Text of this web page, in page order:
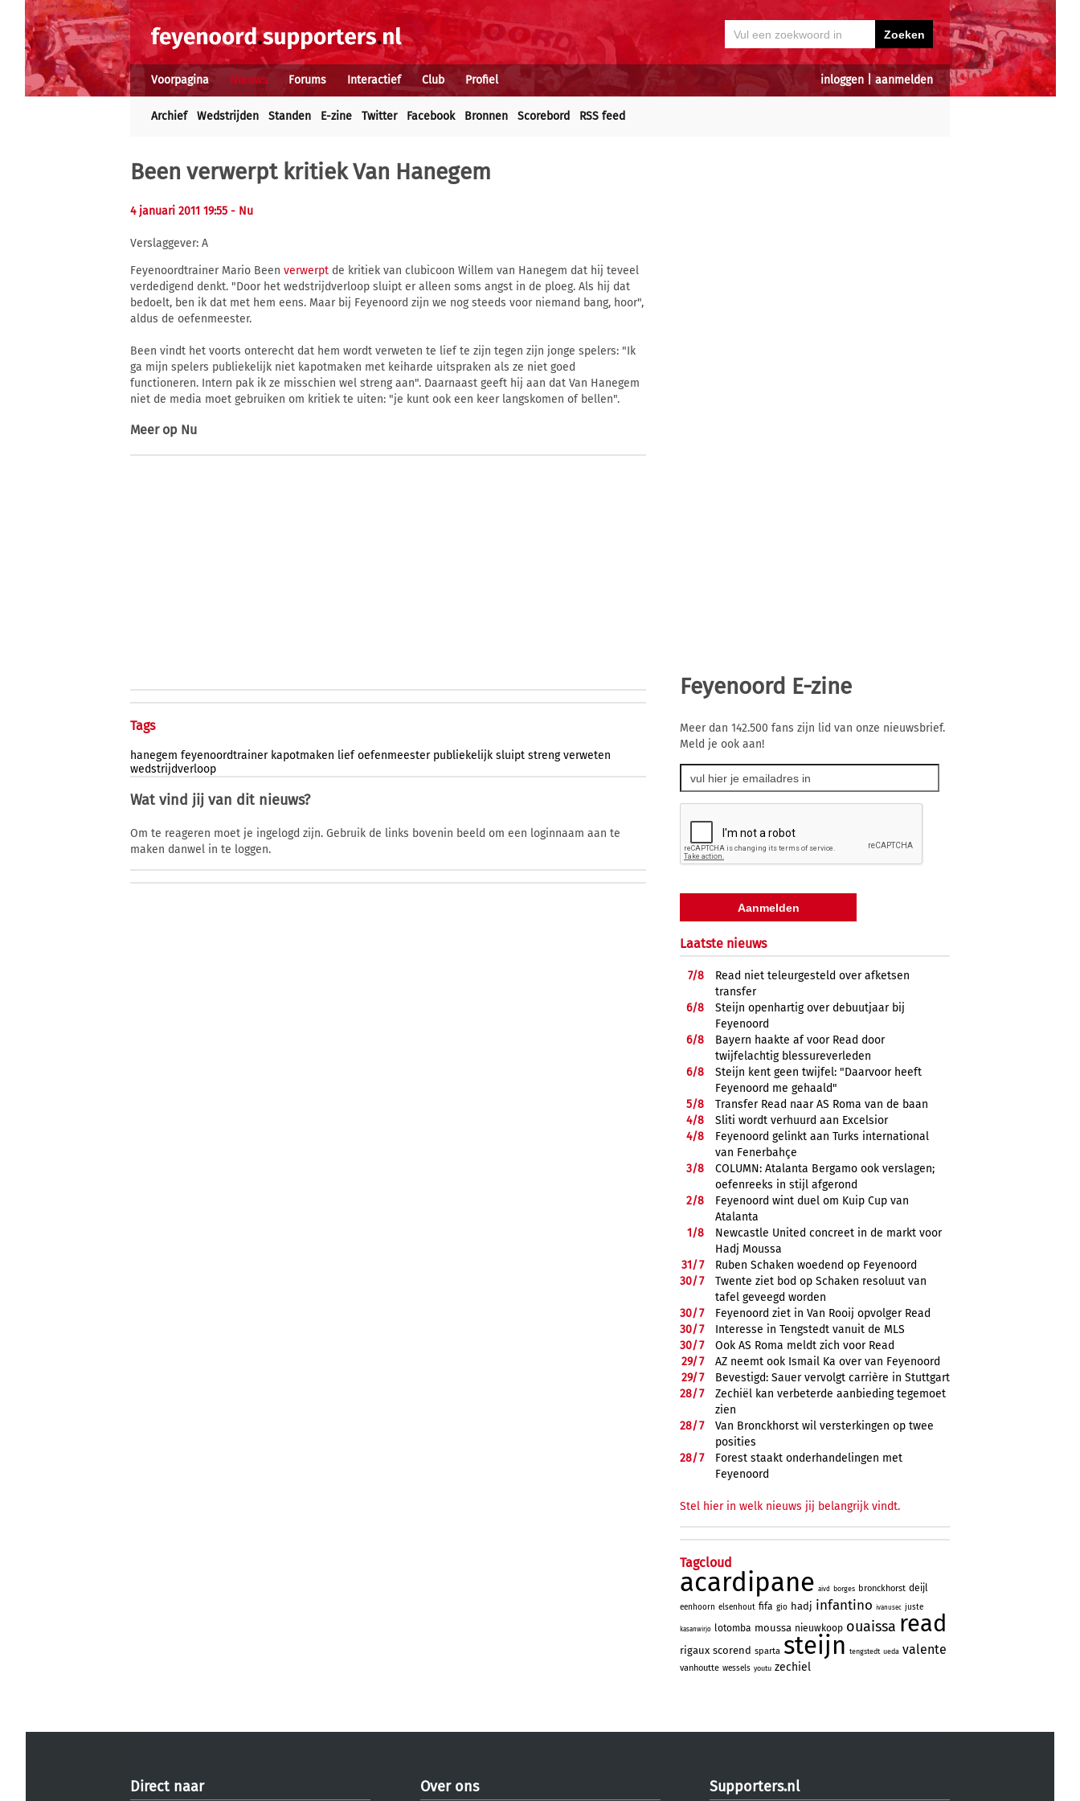
inloggen aanmelden
Voorpagina Nieuws Forums Interactief Club Profiel
Archief Wedstrijden Standen E-zine Twitter Facebook Bronnen Scorebord RSS feed
Been verwerpt kritiek Van Hanegem
4 januari 2011 19:55 - Nu
Verslaggever: A
Feyenoordtrainer Mario Been verwerpt de kritiek van clubicoon Willem van Hanegem dat hij teveel
verdedigend denkt. "Door het wedstrijdverloop sluipt er alleen soms angst in de ploeg. Als hij dat
bedoelt, ben ik dat met hem eens. Maar bij Feyenoord zijn we nog steeds voor niemand bang, hoor",
aldus de oefenmeester.
Been vindt het voorts onterecht dat hem wordt verweten te lief te zijn tegen zijn jonge spelers: "Ik
ga mijn spelers publiekelijk niet kapotmaken met keiharde uitspraken als ze niet goed
functioneren. Intern pak ik ze misschien wel streng aan". Daarnaast geeft hij aan dat Van Hanegem
niet de media moet gebruiken om kritiek te uiten: "je kunt ook een keer langskomen of bellen".
Meer op Nu
Tags
hanegem feyenoordtrainer kapotmaken lief oefenmeester publiekelijk sluipt streng verweten
wedstrijdverloop
Wat vind jij van dit nieuws?
Om te reageren moet je ingelogd zijn. Gebruik de links bovenin beeld om een loginnaam aan te
maken danwel in te loggen.
Feyenoord E-zine
Meer dan 142.500 fans zijn lid van onze nieuwsbrief.
Meld je ook aan!
Laatste nieuws
7/8
Read niet teleurgesteld over afketsen
transfer
6/8
Steijn openhartig over debuutjaar bij
Feyenoord
6/8
Bayern haakte af voor Read door
twijfelachtig blessureverleden
6/8
Steijn kent geen twijfel: "Daarvoor heeft
Feyenoord me gehaald"
5/8
Transfer Read naar AS Roma van de baan
4/8
Sliti wordt verhuurd aan Excelsior
4/8
Feyenoord gelinkt aan Turks international
van Fenerbahçe
3/8
COLUMN: Atalanta Bergamo ook verslagen;
oefenreeks in stijl afgerond
2/8
Feyenoord wint duel om Kuip Cup van
Atalanta
1/8
Newcastle United concreet in de markt voor
Hadj Moussa
31/7
Ruben Schaken woedend op Feyenoord
30/7
Twente ziet bod op Schaken resoluut van
tafel geveegd worden
30/7
Feyenoord ziet in Van Rooij opvolger Read
30/7
Interesse in Tengstedt vanuit de MLS
30/7
Ook AS Roma meldt zich voor Read
29/7
AZ neemt ook Ismail Ka over van Feyenoord
29/7
Bevestigd: Sauer vervolgt carrière in Stuttgart
28/7
Zechiël kan verbeterde aanbieding tegemoet
zien
28/7
Van Bronckhorst wil versterkingen op twee
posities
28/7
Forest staakt onderhandelingen met
Feyenoord
Stel hier in welk nieuws jij belangrijk vindt.
Tagcloud
acardipane aivd borges bronckhorst deijl
eenhoorn elsenhout fifa gio hadj infantino ivanusec juste
kasanwirjo lotomba moussa nieuwkoop ouaissa read
rigaux scorend sparta steijn tengstedt ueda valente
vanhoutte wessels youtu zechiel
Direct naar Over ons Supporters.nl